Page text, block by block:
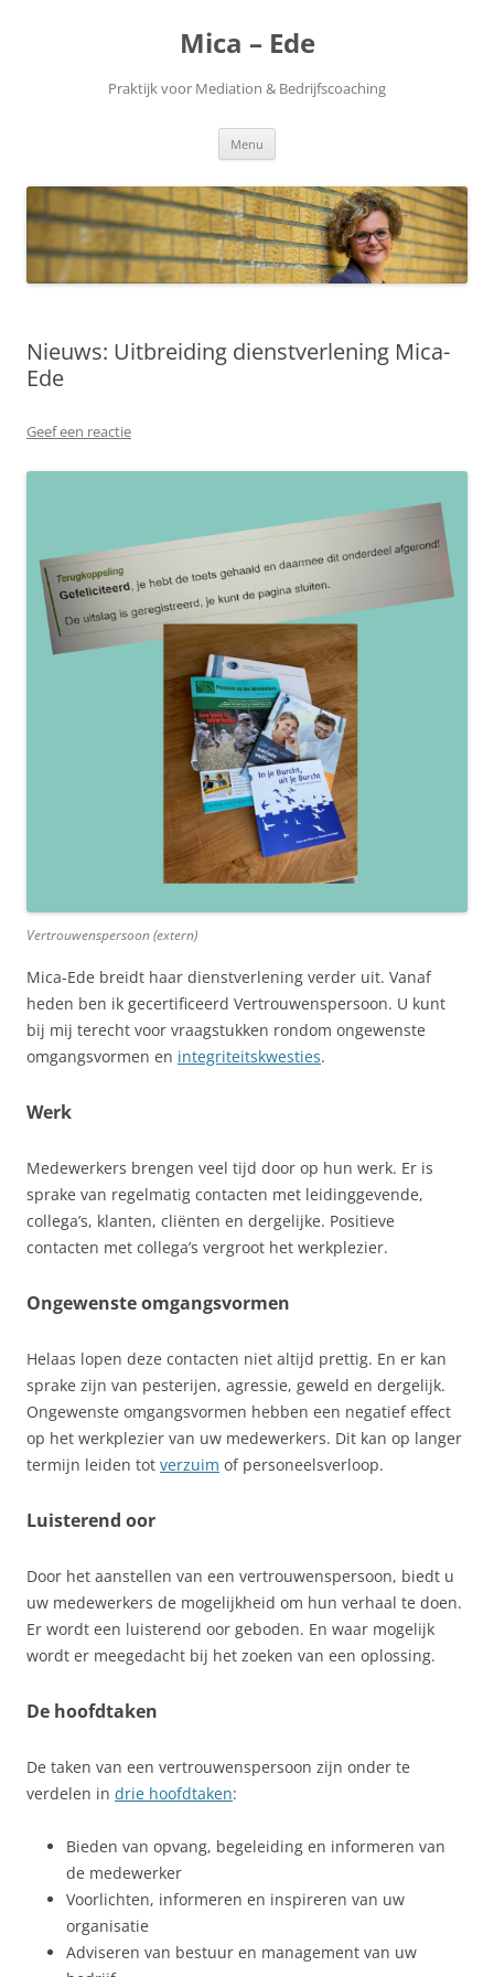
Mica – Ede
Praktijk voor Mediation & Bedrijfscoaching
Menu
Nieuws: Uitbreiding dienstverlening Mica-
Ede
Geef een reactie
Vertrouwenspersoon (extern)
Mica-Ede breidt haar dienstverlening verder uit. Vanaf
heden ben ik gecertificeerd Vertrouwenspersoon. U kunt
bij mij terecht voor vraagstukken rondom ongewenste
omgangsvormen en integriteitskwesties.
Werk
Medewerkers brengen veel tijd door op hun werk. Er is
sprake van regelmatig contacten met leidinggevende,
collega’s, klanten, cliënten en dergelijke. Positieve
contacten met collega’s vergroot het werkplezier.
Ongewenste omgangsvormen
Helaas lopen deze contacten niet altijd prettig. En er kan
sprake zijn van pesterijen, agressie, geweld en dergelijk.
Ongewenste omgangsvormen hebben een negatief effect
op het werkplezier van uw medewerkers. Dit kan op langer
termijn leiden tot verzuim of personeelsverloop.
Luisterend oor
Door het aanstellen van een vertrouwenspersoon, biedt u
uw medewerkers de mogelijkheid om hun verhaal te doen.
Er wordt een luisterend oor geboden. En waar mogelijk
wordt er meegedacht bij het zoeken van een oplossing.
De hoofdtaken
De taken van een vertrouwenspersoon zijn onder te
verdelen in drie hoofdtaken:
Bieden van opvang, begeleiding en informeren van
de medewerker
Voorlichten, informeren en inspireren van uw
organisatie
Adviseren van bestuur en management van uw